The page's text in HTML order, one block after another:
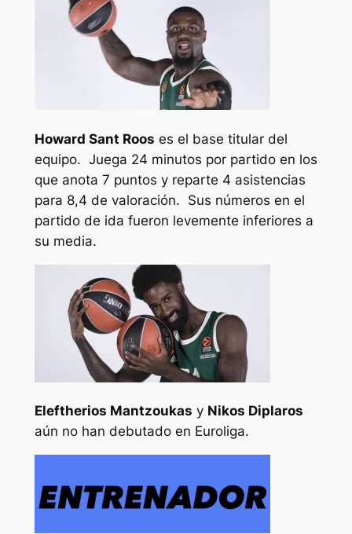
Howard Sant Roos es el base titular del
equipo. Juega 24 minutos por partido en los
que anota 7 puntos y reparte 4 asistencias
para 8,4 de valoración. Sus números en el
partido de ida fueron levemente inferiores a
su media.
Eleftherios Mantzoukas y Nikos Diplaros
aún no han debutado en Euroliga.